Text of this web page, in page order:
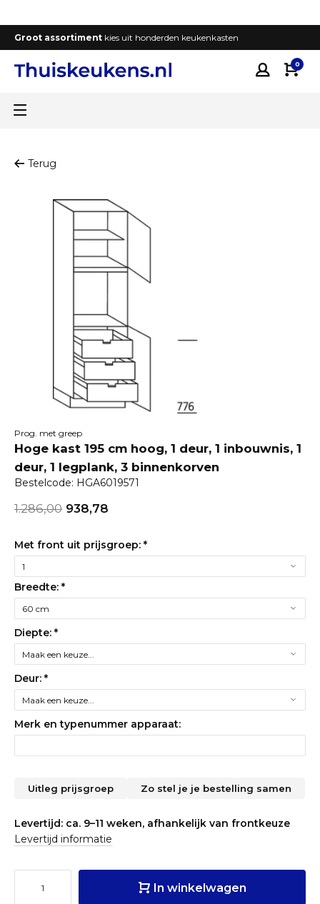
Groot assortiment kies uit honderden keukenkasten
0
Terug
Prog. met greep
Hoge kast 195 cm hoog, 1 deur, 1 inbouwnis, 1
deur, 1 legplank, 3 binnenkorven
Bestelcode: HGA6019571
1.286,00 938,78
Met front uit prijsgroep: *
Breedte: *
Diepte: *
Deur: *
Merk en typenummer apparaat:
Uitleg prijsgroep Zo stel je je bestelling samen
Levertijd: ca. 9–11 weken, afhankelijk van frontkeuze
Levertijd informatie
In winkelwagen